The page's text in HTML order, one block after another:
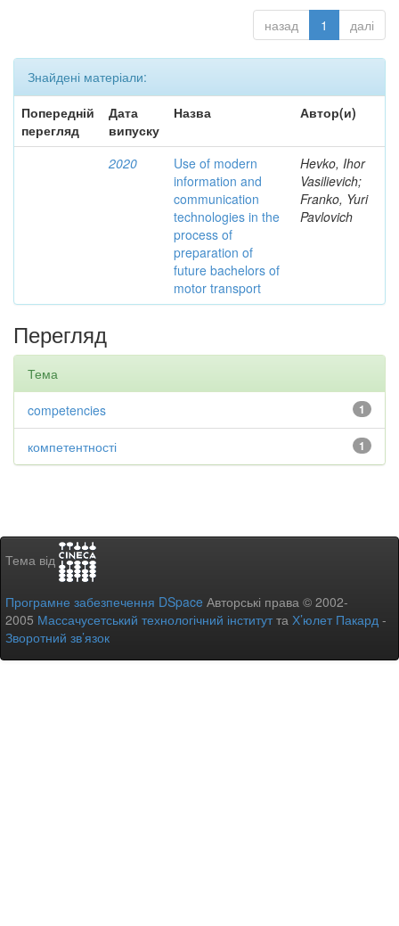
назад 1 далі
Знайдені матеріали:
Попередній
перегляд
Дата
випуску
Назва Автор(и)
2020
Use of modern
information and
communication
technologies in the
process of
preparation of
future bachelors of
motor transport
Hevko, Ihor
Vasilievich;
Franko, Yuri
Pavlovich
Перегляд
Тема
1
competencies
1
компетентності
Тема від
Програмне забезпечення DSpace Авторські права © 2002-
2005 Массачусетський технологічний інститутта Х’юлет Пакард -
Зворотний зв’язок